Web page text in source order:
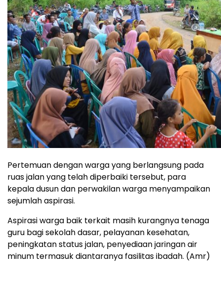
Pertemuan dengan warga yang berlangsung pada
ruas jalan yang telah diperbaiki tersebut, para
kepala dusun dan perwakilan warga menyampaikan
sejumlah aspirasi.
Aspirasi warga baik terkait masih kurangnya tenaga
guru bagi sekolah dasar, pelayanan kesehatan,
peningkatan status jalan, penyediaan jaringan air
minum termasuk diantaranya fasilitas ibadah. (Amr)